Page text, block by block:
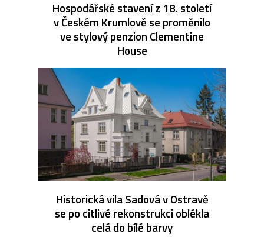
Hospodářské stavení z 18. století
v Českém Krumlově se proměnilo
ve stylový penzion Clementine
House
Historická vila Sadová v Ostravě
se po citlivé rekonstrukci oblékla
celá do bílé barvy